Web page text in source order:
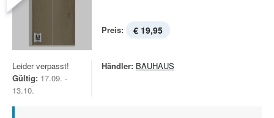
Preis: € 19,95
Leider verpasst!
Gültig: 17.09. -
13.10.
Händler: BAUHAUS